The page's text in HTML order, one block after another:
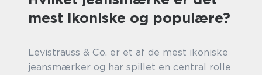
mest ikoniske og populære?
Levistrauss & Co. er et af de mest ikoniske
jeansmærker og har spillet en central rolle